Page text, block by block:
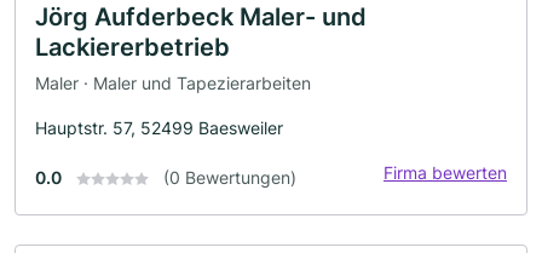
Jörg Aufderbeck Maler- und
Lackiererbetrieb
Maler · Maler und Tapezierarbeiten
Hauptstr. 57, 52499 Baesweiler
0.0 (0 Bewertungen) Firma bewerten